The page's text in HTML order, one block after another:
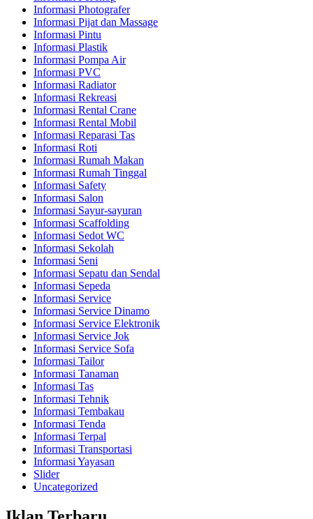
Informasi Photografer
Informasi Pijat dan Massage
Informasi Pintu
Informasi Plastik
Informasi Pompa Air
Informasi PVC
Informasi Radiator
Informasi Rekreasi
Informasi Rental Crane
Informasi Rental Mobil
Informasi Reparasi Tas
Informasi Roti
Informasi Rumah Makan
Informasi Rumah Tinggal
Informasi Safety
Informasi Salon
Informasi Sayur-sayuran
Informasi Scaffolding
Informasi Sedot WC
Informasi Sekolah
Informasi Seni
Informasi Sepatu dan Sendal
Informasi Sepeda
Informasi Service
Informasi Service Dinamo
Informasi Service Elektronik
Informasi Service Jok
Informasi Service Sofa
Informasi Tailor
Informasi Tanaman
Informasi Tas
Informasi Tehnik
Informasi Tembakau
Informasi Tenda
Informasi Terpal
Informasi Transportasi
Informasi Yayasan
Slider
Uncategorized